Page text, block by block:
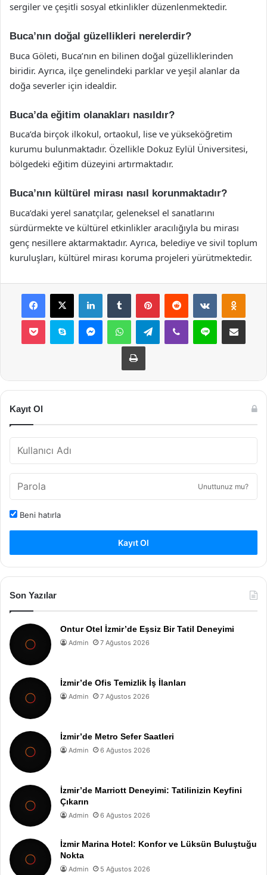
sergiler ve çeşitli sosyal etkinlikler düzenlenmektedir.
Buca’nın doğal güzellikleri nerelerdir?
Buca Göleti, Buca’nın en bilinen doğal güzelliklerinden
biridir. Ayrıca, ilçe genelindeki parklar ve yeşil alanlar da
doğa severler için idealdir.
Buca’da eğitim olanakları nasıldır?
Buca’da birçok ilkokul, ortaokul, lise ve yükseköğretim
kurumu bulunmaktadır. Özellikle Dokuz Eylül Üniversitesi,
bölgedeki eğitim düzeyini artırmaktadır.
Buca’nın kültürel mirası nasıl korunmaktadır?
Buca’daki yerel sanatçılar, geleneksel el sanatlarını
sürdürmekte ve kültürel etkinlikler aracılığıyla bu mirası
genç nesillere aktarmaktadır. Ayrıca, belediye ve sivil toplum
kuruluşları, kültürel mirası koruma projeleri yürütmektedir.
Facebook
X LinkedInTumblr PinterestReddit VKontakte
Pocket Skype MessengerWhatsAppTelegramViber Line E-Posta ile
Yazdır
Kayıt Ol
Unuttunuz mu?
Beni hatırla
Kayıt Ol
Son Yazılar
Ontur Otel İzmir’de Eşsiz Bir Tatil Deneyimi
Admin 7 Ağustos 2026
İzmir’de Ofis Temizlik İş İlanları
Admin 7 Ağustos 2026
İzmir’de Metro Sefer Saatleri
Admin 6 Ağustos 2026
İzmir’de Marriott Deneyimi: Tatilinizin Keyfini
Çıkarın
Admin 6 Ağustos 2026
İzmir Marina Hotel: Konfor ve Lüksün Buluştuğu
Nokta
Admin 5 Ağustos 2026